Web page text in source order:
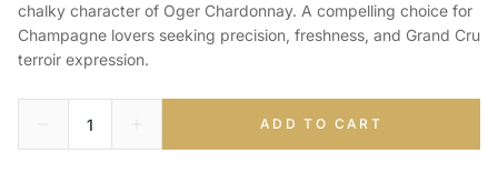
chalky character of Oger Chardonnay. A compelling choice for
Champagne lovers seeking precision, freshness, and Grand Cru
terroir expression.
ADD TO CART